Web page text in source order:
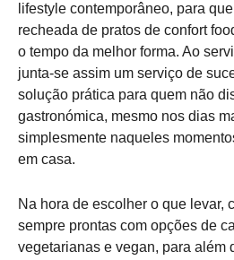
lifestyle contemporâneo, para
recheada de pratos de confort
o tempo da melhor forma. Ao
junta-se assim um serviço de
solução prática para quem não
gastronómica, mesmo nos dias
simplesmente naqueles
em casa.
Na hora de escolher o que levar,
sempre prontas com opções de
vegetarianas e vegan, para além